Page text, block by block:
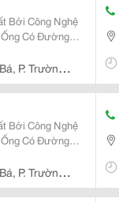
Bởi Công Nghệ
P. Trường
Bởi Công Nghệ
P. Trường